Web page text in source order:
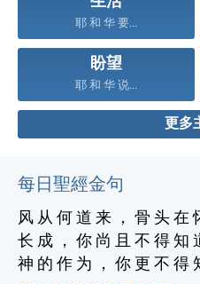
耶 和 华 要...
盼望
耶 和 华 说...
更多
每日聖經金句
风 从 何 道 来 ， 骨 头 在
长 成 ， 你 尚 且 不 得 知
神 的 作 为 ， 你 更 不 得